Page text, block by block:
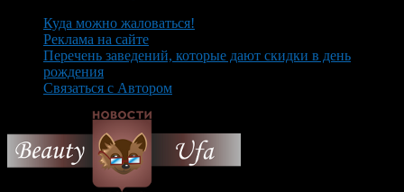
Куда можно жаловаться!
Реклама на сайте
Перечень заведений, которые дают скидки в день
рождения
Связаться с Автором